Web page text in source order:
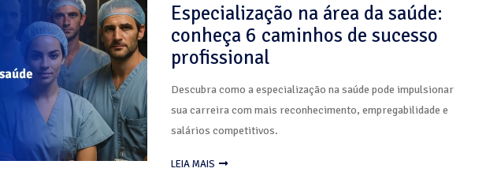
Especialização na área da saúde:
conheça 6 caminhos de sucesso
profissional
Descubra como a especialização na saúde pode impulsionar
sua carreira com mais reconhecimento, empregabilidade e
salários competitivos.
LEIA MAIS